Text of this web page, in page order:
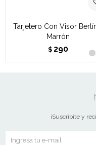
Tarjetero Con Visor
Marrón
$ 290
¡Suscribite y